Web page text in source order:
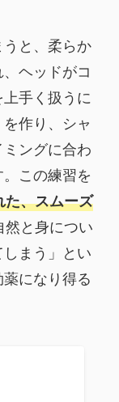
うと、柔らか
ヘッドがコ
手く扱うに
作り、シャ
ングに合わ
この練習を
た、スムーズ
然と身につい
まう」とい
になり得る